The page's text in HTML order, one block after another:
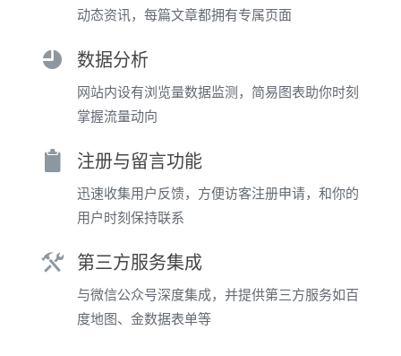
动态资讯，每篇文章都拥有专属页面
数据分析
网站内设有浏览量数据监测，简易图表助你时刻
掌握流量动向
注册与留言功能
迅速收集用户反馈，方便访客注册申请，和你的
用户时刻保持联系
第三方服务集成
与微信公众号深度集成，并提供第三方服务如百
度地图、金数据表单等